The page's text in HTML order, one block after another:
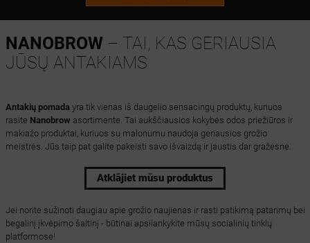
NANOBROW– TAI, KAS GERIAUSIA
JŪSŲ ANTAKIAMS
Antakių pomadayra tik vienas iš daugelio sensacingų produktų, kuriuos
rasite Nanobrow asortimente. Tai aukščiausios kokybės odos priežiūros ir
makiažo produktai, kuriuos su malonumu naudoja geriausios grožio
meistrės. Jūs taip pat galite pakeisti savo išvaizdą ir jaustis dar gražesne.
Atklājiet mūsu produktus
Jei norite sužinoti daugiau apie grožio naujienas ir rasti patikimą patarimų bei
begalinį įkvėpimo šaltinį - būtinai apsilankykite mūsų socialinių tinklų
platformose!